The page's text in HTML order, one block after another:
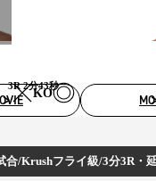
KO
3R 2分43秒
合/Krushフライ級/3分3R・